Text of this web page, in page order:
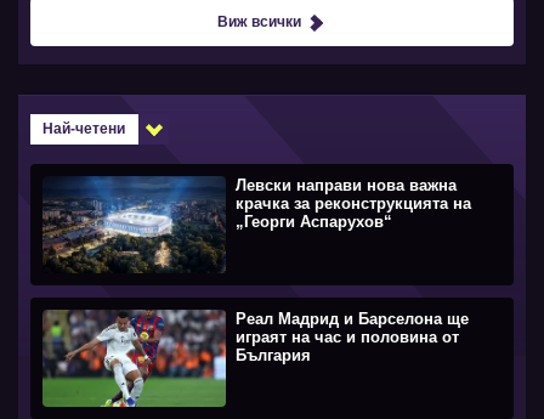
Виж всички
Най-четени
Левски направи нова важна
крачка за реконструкцията на
„Георги Аспарухов“
Реал Мадрид и Барселона ще
играят на час и половина от
България